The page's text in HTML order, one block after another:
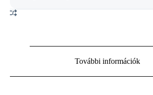
További információk